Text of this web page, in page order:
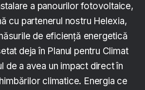
a panourilor fotovoltaice,
cu partenerul nostru Helexia,
de eficiență energetică
deja în Planul pentru Climat
de a avea un impact direct în
climatice. Energia ce